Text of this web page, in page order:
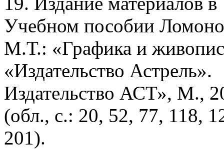
Учебном пособии
М.Т.: «Графика и
«Издательство Астрель».
Издательство АСТ», М.,
(обл., с.: 20, 52, 77, 118,
201).